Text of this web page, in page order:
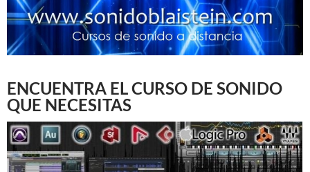
ENCUENTRA EL CURSO DE SONIDO
QUE NECESITAS